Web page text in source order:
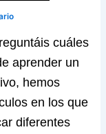
cuáles
aprender un
hemos
en los que
diferentes